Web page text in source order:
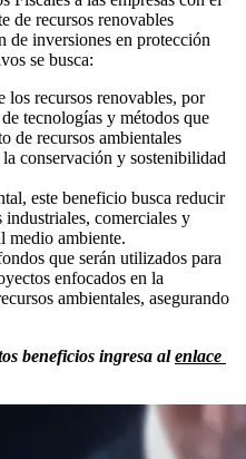
de recursos renovables
de inversiones en protección
se busca:
los recursos renovables, por
tecnologías y métodos que
de recursos ambientales
conservación y sostenibilidad
este beneficio busca reducir
industriales, comerciales y
medio ambiente.
que serán utilizados para
enfocados en la
ambientales, asegurando
beneficios ingresa alenlace